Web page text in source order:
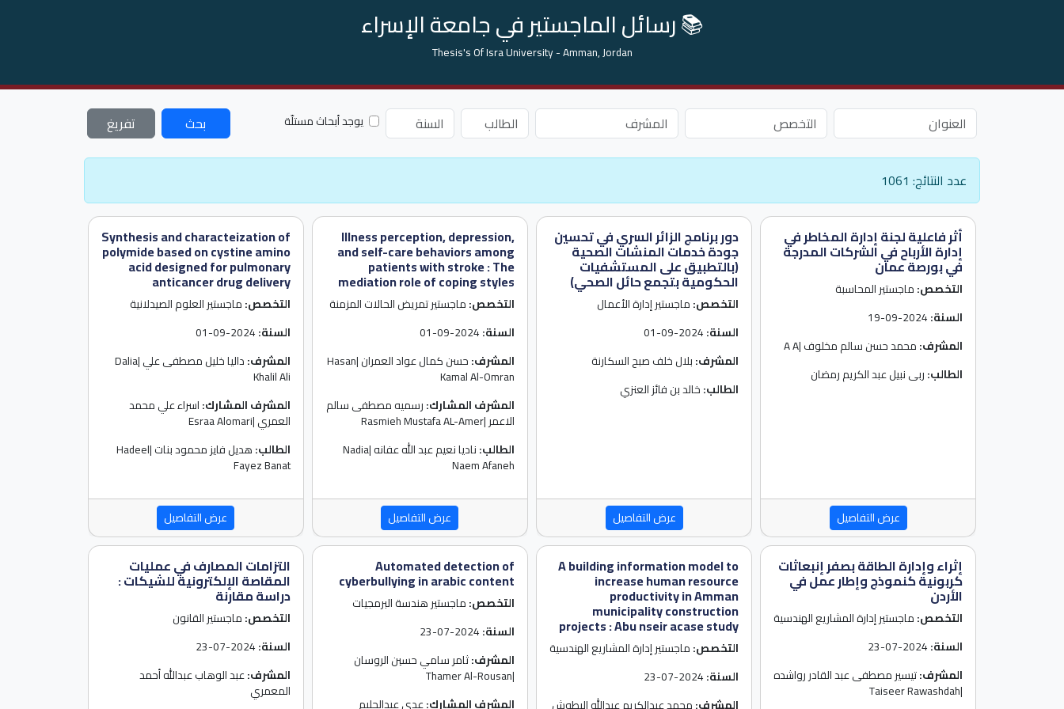
📚 رسائل الماجستير في جامعة الإسراء
Thesis's Of Isra University - Amman, Jordan
يوجد أبحاث مستلّة بحث تفريغ
عدد النتائج: 1061
أثر فاعلية لجنة إدارة المخاطر في
إدارة الأرباح في الشركات المدرجة
في بورصة عمان
التخصص:ماجستير المحاسبة
السنة:
المشرف:محمد حسن سالم مخلوف |A A
الطالب:ربى نبيل عبد الكريم رمضان
عرض التفاصيل
دور برنامج الزائر السري في تحسين
جودة خدمات المنشات الصحية
(بالتطبيق على المستشفيات
الحكومية بتجمع حائل الصحي)
التخصص:ماجستير إدارة الأعمال
السنة:
المشرف:بلال خلف صبح السكارنة
الطالب:خالد بن فائز العنزي
عرض التفاصيل
Illness perception, depression,
and self-care behaviors among
patients with stroke : The
mediation role of coping styles
التخصص:ماجستير تمريض الحالات المزمنة
السنة:
المشرف:
حسن كمال عواد العمران |Hasan
Kamal Al-Omran
المشرف المشارك:رسميه مصطفى سالم
الاعمر |Rasmieh Mustafa AL-Amer
الطالب:
ناديا نعيم عبد الله عفانه |Nadia
Naem Afaneh
عرض التفاصيل
Synthesis and characteization of
polymide based on cystine amino
acid designed for pulmonary
anticancer drug delivery
التخصص:ماجستير العلوم الصيدلانية
السنة:
المشرف:
داليا خليل مصطفى علي |Dalia
Khalil Ali
المشرف المشارك:اسراء علي محمد
العمري |Esraa Alomari
الطالب:
هديل فايز محمود بنات |Hadeel
Fayez Banat
عرض التفاصيل
إثراء وإدارة الطاقة بصفر إنبعاثات
كربونية كنموذج وإطار عمل في
الأردن
التخصص:ماجستير إدارة المشاريع الهندسية
السنة:
المشرف:تيسير مصطفى عبد القادر رواشده
|Taiseer Rawashdah
A building information model to
increase human resource
productivity in Amman
municipality construction
projects : Abu nseir acase study
التخصص:ماجستير إدارة المشاريع الهندسية
السنة:
Automated detection of
cyberbullying in arabic content
التخصص:ماجستير هندسة البرمجيات
السنة:
المشرف:ثامر سامي حسين الروسان
|Thamer Al-Rousan
المشرف المشارك:عدي عبدالحليم
التزامات المصارف في عمليات
المقاصة الإلكترونية للشيكات :
دراسة مقارنة
التخصص:ماجستير القانون
السنة:
المشرف:عبد الوهاب عبدالله أحمد
المعمري